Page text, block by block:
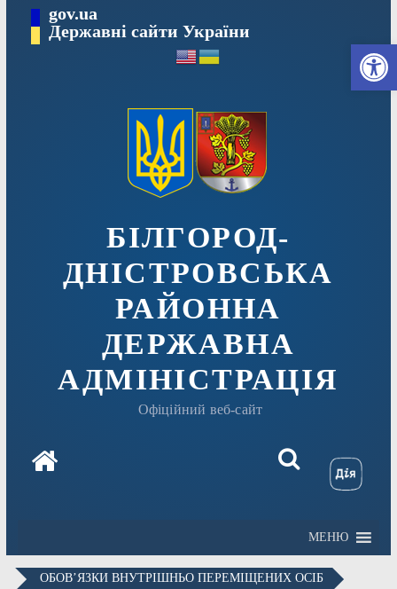
вмісту
gov.ua
Державні сайти України
БІЛГОРОД-
ДНІСТРОВСЬКА
РАЙОННА
ДЕРЖАВНА
АДМІНІСТРАЦІЯ
Офіційний веб-сайт
МЕНЮ
ОБОВ’ЯЗКИ ВНУТРІШНЬО ПЕРЕМІЩЕНИХ ОСІБ